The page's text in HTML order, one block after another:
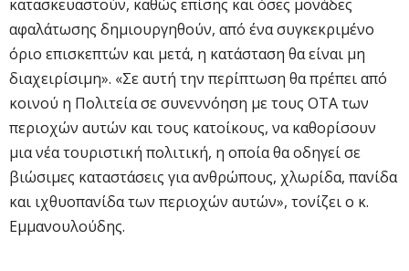
κατασκευαστούν, καθώς επίσης και όσες μονάδες
αφαλάτωσης δημιουργηθούν, από ένα συγκεκριμένο
όριο επισκεπτών και μετά, η κατάσταση θα είναι μη
διαχειρίσιμη». «Σε αυτή την περίπτωση θα πρέπει από
κοινού η Πολιτεία σε συνεννόηση με τους ΟΤΑ των
περιοχών αυτών και τους κατοίκους, να καθορίσουν
μια νέα τουριστική πολιτική, η οποία θα οδηγεί σε
βιώσιμες καταστάσεις για ανθρώπους, χλωρίδα, πανίδα
και ιχθυοπανίδα των περιοχών αυτών», τονίζει ο κ.
Εμμανουλούδης.